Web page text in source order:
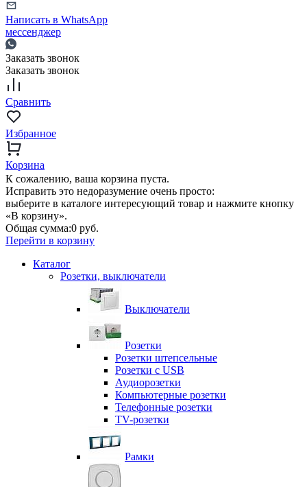
Написать в WhatsApp
мессенджер
Заказать звонок
Заказать звонок
Сравнить
Избранное
Корзина
К сожалению, ваша корзина пуста.
Исправить это недоразумение очень просто:
выберите в каталоге интересующий товар и нажмите кнопку
«В корзину».
Общая сумма:0 руб.
Перейти в корзину
Каталог
Розетки, выключатели
Выключатели
Розетки
Розетки штепсельные
Розетки с USB
Аудиорозетки
Компьютерные розетки
Телефонные розетки
TV-розетки
Рамки